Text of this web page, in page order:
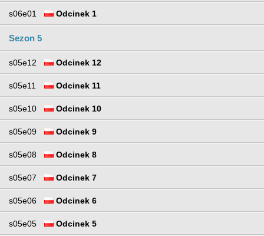
s06e01 Odcinek 1
Sezon 5
s05e12 Odcinek 12
s05e11 Odcinek 11
s05e10 Odcinek 10
s05e09 Odcinek 9
s05e08 Odcinek 8
s05e07 Odcinek 7
s05e06 Odcinek 6
s05e05 Odcinek 5